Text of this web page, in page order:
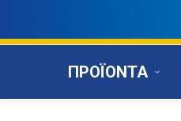
ΠΡΟΪΟΝΤΑ